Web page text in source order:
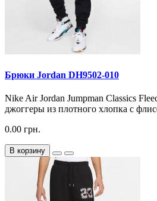
Брюки Jordan DH9502-010
Nike Air Jordan Jumpman Classics
джоггеры из плотного хлопка с
0.00 грн.
В корзину